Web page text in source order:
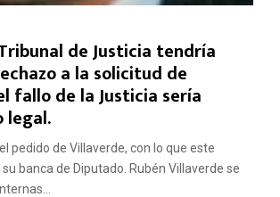
de Justicia tendría
a la solicitud de
fallo de la Justicia sería
legal.
pedido de Villaverde, con lo que este
banca de Diputado. Rubén Villaverde se